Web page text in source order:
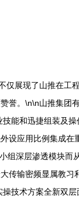
仅展现了山推在工
誉。\n\n山推集团
技能和迅捷组装及
设应用比例集成在
组深层渗透模块而
传输密频显属教习
技术方案全新双层